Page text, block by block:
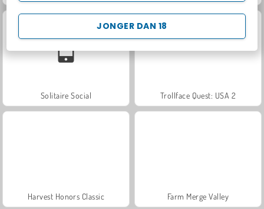
JONGER DAN 18
Solitaire Social Trollface Quest: USA 2
Harvest Honors Classic Farm Merge Valley